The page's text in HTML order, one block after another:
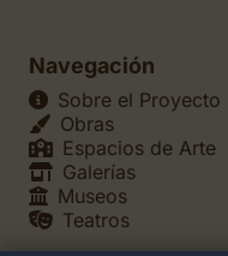
Navegación
Sobre el Proyecto
Obras
Espacios de Arte
Galerías
Museos
Teatros